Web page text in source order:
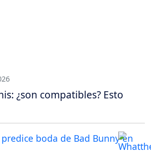
¿son compatibles? Esto